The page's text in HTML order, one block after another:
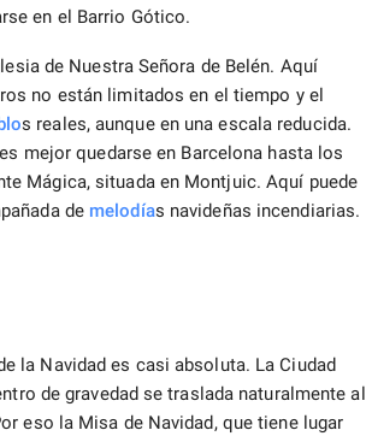
en el Barrio Gótico.
de Nuestra Señora de Belén. Aquí
no están limitados en el tiempo y el
s reales, aunque en una escala reducida.
mejor quedarse en Barcelona hasta los
Mágica, situada en Montjuic. Aquí puede
de melodías navideñas incendiarias.
la Navidad es casi absoluta. La Ciudad
de gravedad se traslada naturalmente al
eso la Misa de Navidad, que tiene lugar